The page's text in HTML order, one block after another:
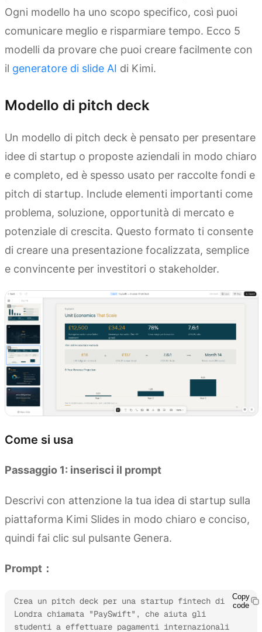
Ogni modello ha uno scopo specifico, così puoi
comunicare meglio e risparmiare tempo. Ecco 5
modelli da provare che puoi creare facilmente con
il generatore di slide AI di Kimi.
Modello di pitch deck
Un modello di pitch deck è pensato per presentare
idee di startup o proposte aziendali in modo chiaro
e completo, ed è spesso usato per raccolte fondi e
pitch di startup. Include elementi importanti come
problema, soluzione, opportunità di mercato e
potenziale di crescita. Questo formato ti consente
di creare una presentazione focalizzata, semplice
e convincente per investitori o stakeholder.
Come si usa
Passaggio 1: inserisci il prompt
Descrivi con attenzione la tua idea di startup sulla
piattaforma Kimi Slides in modo chiaro e conciso,
quindi fai clic sul pulsante Genera.
Prompt：
Crea un pitch deck per una startup fintech di
Londra chiamata "PaySwift", che aiuta gli
studenti a effettuare pagamenti internazionali
Copy
code